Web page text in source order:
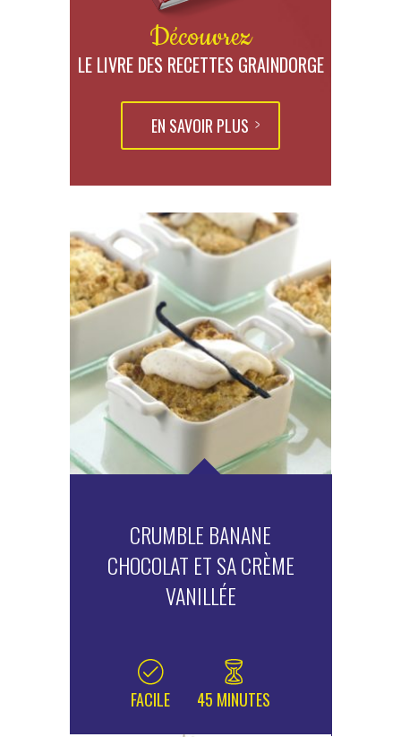
Découvrez
LE LIVRE DES RECETTES GRAINDORGE
EN SAVOIR PLUS
CRUMBLE BANANE
CHOCOLAT ET SA CRÈME
VANILLÉE
FACILE 45 MINUTES